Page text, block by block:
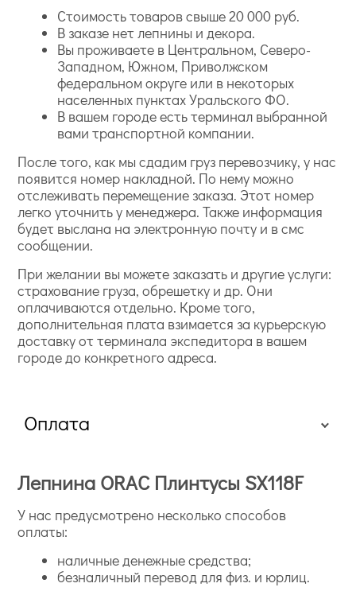
Стоимость товаров свыше 20 000 руб.
В заказе нет лепнины и декора.
Вы проживаете в Центральном, Северо-
Западном, Южном, Приволжском
федеральном округе или в некоторых
населенных пунктах Уральского ФО.
В вашем городе есть терминал выбранной
вами транспортной компании.
После того, как мы сдадим груз перевозчику, у нас
появится номер накладной. По нему можно
отслеживать перемещение заказа. Этот номер
легко уточнить у менеджера. Также информация
будет выслана на электронную почту и в смс
сообщении.
При желании вы можете заказать и другие услуги:
страхование груза, обрешетку и др. Они
оплачиваются отдельно. Кроме того,
дополнительная плата взимается за курьерскую
доставку от терминала экспедитора в вашем
городе до конкретного адреса.
Оплата
Лепнина ORAC Плинтусы SX118F
У нас предусмотрено несколько способов
оплаты:
наличные денежные средства;
безналичный перевод для физ. и юрлиц.